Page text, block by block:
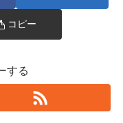
コピー
する